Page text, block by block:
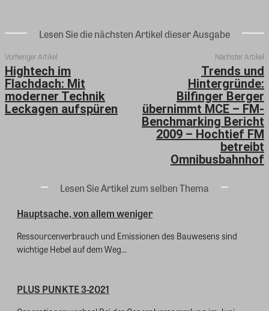
Lesen Sie die nächsten Artikel dieser Ausgabe
Vorheriger Artikel
Hightech im
Flachdach: Mit
moderner Technik
Leckagen aufspüren
Nächster Artikel
Trends und
Hintergründe:
Bilfinger Berger
übernimmt MCE – FM-
Benchmarking Bericht
2009 – Hochtief FM
betreibt
Omnibusbahnhof
Lesen Sie Artikel zum selben Thema
Hauptsache, von allem weniger
Ressourcenverbrauch und Emissionen des Bauwesens sind
wichtige Hebel auf dem Weg...
PLUS PUNKTE 3-2021